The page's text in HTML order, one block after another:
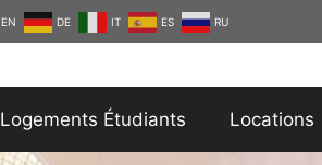
EN DE IT ES RU
Logements Étudiants Locations